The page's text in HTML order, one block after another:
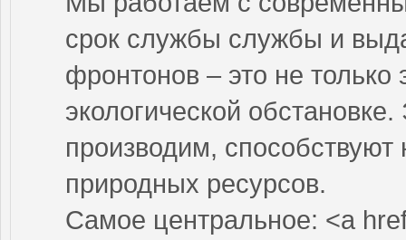
срок службы службы и
фронтонов – это не только
экологической
производим,
природных ресурсов.
Самое центральное: <a